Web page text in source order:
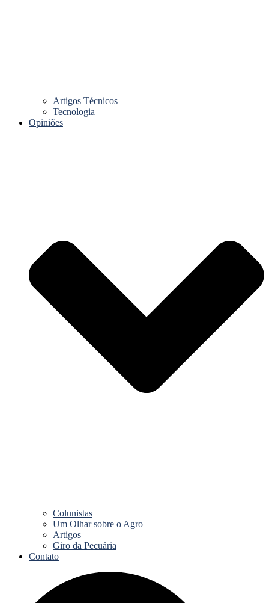
Artigos Técnicos
Tecnologia
Opiniões
Colunistas
Um Olhar sobre o Agro
Artigos
Giro da Pecuária
Contato